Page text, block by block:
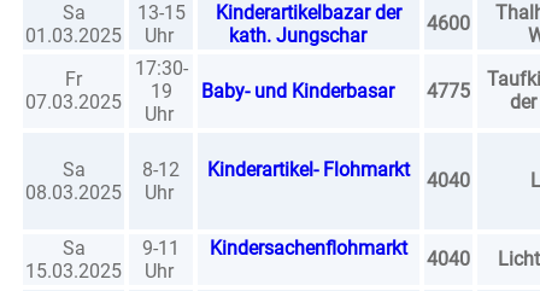
Sa
01.03.2025
13-15
Uhr
Kinderartikelbazar der
kath. Jungschar
4600
Fr
07.03.2025
17:30-
19
Uhr
Baby- und Kinderbasar 4775
Sa
08.03.2025
8-12
Uhr
Kinderartikel- Flohmarkt 4040
Sa
15.03.2025
9-11
Uhr
Kindersachenflohmarkt 4040